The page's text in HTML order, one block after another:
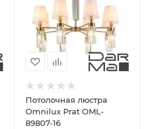
Потолочная люстра
Omnilux Prat OML-
89807-16